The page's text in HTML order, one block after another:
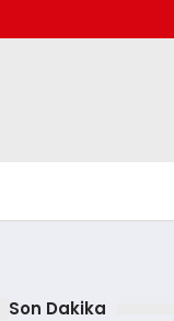
Son Dakika